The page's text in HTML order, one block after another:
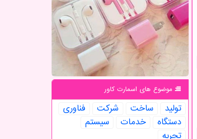
موضوع های اسمارت كاور
تولید ساخت شركت
فناوری
دستگاه
خدمات
سیستم
تجربه